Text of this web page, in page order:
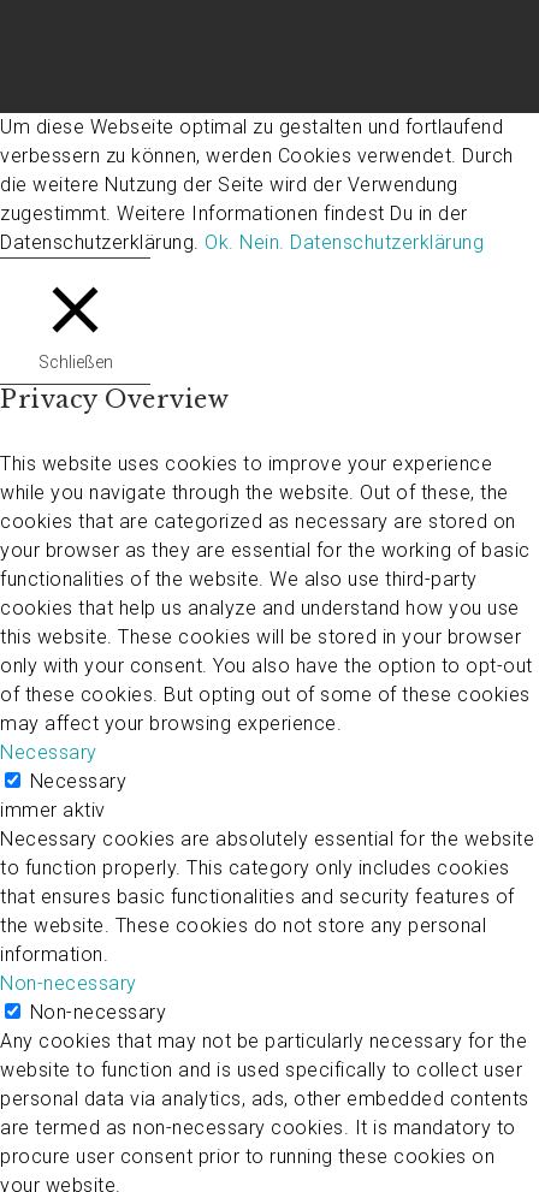
Um diese Webseite optimal zu gestalten und fortlaufend
verbessern zu können, werden Cookies verwendet. Durch
die weitere Nutzung der Seite wird der Verwendung
zugestimmt. Weitere Informationen findest Du in der
Datenschutzerklärung. Ok. Nein. Datenschutzerklärung
Schließen
Privacy Overview
This website uses cookies to improve your experience
while you navigate through the website. Out of these, the
cookies that are categorized as necessary are stored on
your browser as they are essential for the working of basic
functionalities of the website. We also use third-party
cookies that help us analyze and understand how you use
this website. These cookies will be stored in your browser
only with your consent. You also have the option to opt-out
of these cookies. But opting out of some of these cookies
may affect your browsing experience.
Necessary
Necessary
immer aktiv
Necessary cookies are absolutely essential for the website
to function properly. This category only includes cookies
that ensures basic functionalities and security features of
the website. These cookies do not store any personal
information.
Non-necessary
Non-necessary
Any cookies that may not be particularly necessary for the
website to function and is used specifically to collect user
personal data via analytics, ads, other embedded contents
are termed as non-necessary cookies. It is mandatory to
procure user consent prior to running these cookies on
your website.